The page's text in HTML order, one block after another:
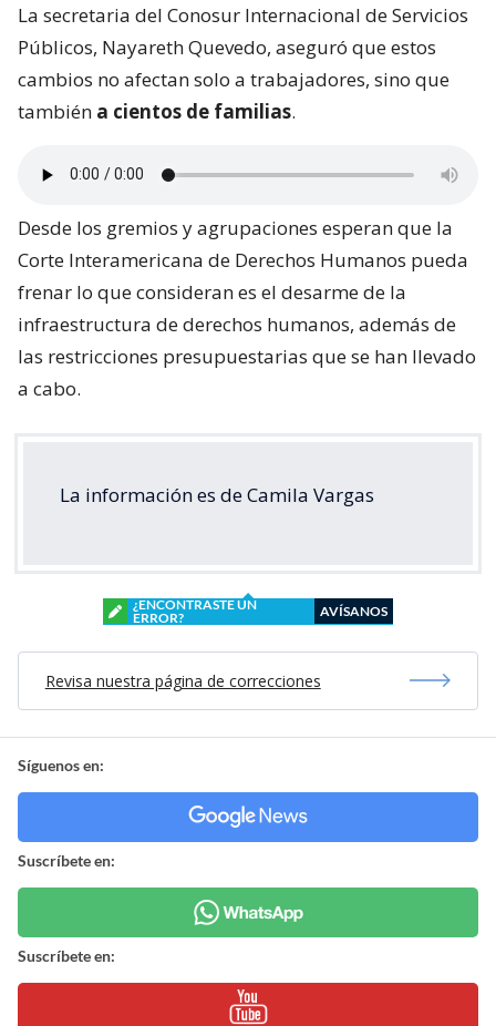
La secretaria del Conosur Internacional de Servicios
Públicos, Nayareth Quevedo, aseguró que estos
cambios no afectan solo a trabajadores, sino que
también a cientos de familias.
Desde los gremios y agrupaciones esperan que la
Corte Interamericana de Derechos Humanos pueda
frenar lo que consideran es el desarme de la
infraestructura de derechos humanos, además de
las restricciones presupuestarias que se han llevado
a cabo.
La información es de Camila Vargas
¿ENCONTRASTE UN
ERROR?
AVÍSANOS
Revisa nuestra página de correcciones
Síguenos en:
Suscríbete en:
Suscríbete en: